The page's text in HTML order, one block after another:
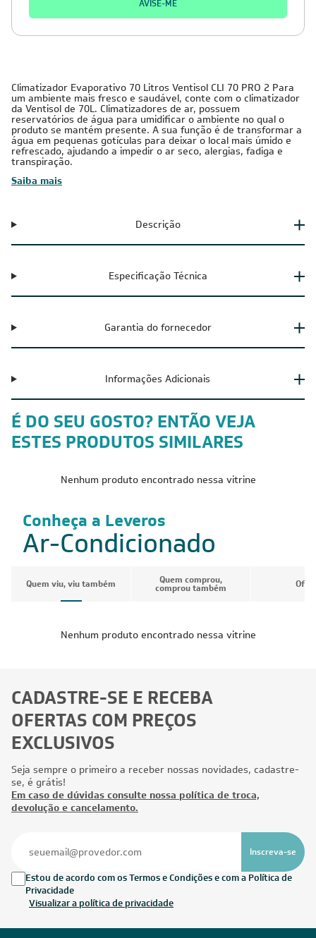
AVISE-ME
Climatizador Evaporativo 70 Litros Ventisol CLI 70 PRO 2 Para
um ambiente mais fresco e saudável, conte com o climatizador
da Ventisol de 70L. Climatizadores de ar, possuem
reservatórios de água para umidificar o ambiente no qual o
produto se mantém presente. A sua função é de transformar a
água em pequenas gotículas para deixar o local mais úmido e
refrescado, ajudando a impedir o ar seco, alergias, fadiga e
transpiração.
Saiba mais
Descrição
Especificação Técnica
Garantia do fornecedor
Informações Adicionais
É DO SEU GOSTO? ENTÃO VEJA
ESTES PRODUTOS SIMILARES
Nenhum produto encontrado nessa vitrine
Conheça a Leveros
Ar-Condicionado
Quem viu, viu também Quem comprou,
comprou também
Nenhum produto encontrado nessa vitrine
CADASTRE-SE E RECEBA
OFERTAS COM PREÇOS
EXCLUSIVOS
Seja sempre o primeiro a receber nossas novidades, cadastre-
se, é grátis!
Em caso de dúvidas consulte nossa política de troca,
devolução e cancelamento.
Inscreva-se
Estou de acordo com os Termos e Condições e com a Política de
Privacidade
Visualizar a política de privacidade